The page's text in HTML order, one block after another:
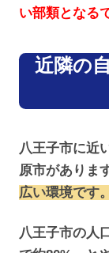
い部類となる
近隣の
八王子市に近
原市がありま
広い環境です。
八王子市の人